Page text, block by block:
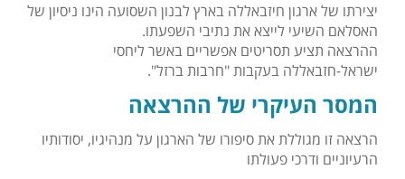
יצירתו של ארגון חיזבאללה בארץ לבנון השסועה הינו ניסיון של
האסלאם השיעי לייצא את נתיבי השפעתו.
ההרצאה תציע תסריטים אפשריים באשר ליחסי
ישראל-חזבאללה בעקבות "חרבות ברזל".
המסר העיקרי של ההרצאה
הרצאה זו מגוללת את סיפורו של הארגון על מנהיגיו, יסודותיו
הרעיוניים ודרכי פעולתו